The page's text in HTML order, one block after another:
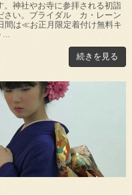
。神社やお寺に参拝される初詣
さい。ブライダル カ・レーン
間は≪お正月限定着付け無料キ
続きを見る